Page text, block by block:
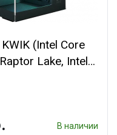
(Intel Core
Lake, Intel
64 ГБ ОЗУ (2
SSD)
В наличии